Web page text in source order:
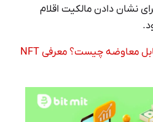
نشان دادن مالکیت اقلام
توکن غیر قابل معاوضه چیست؟ معرفی NFT